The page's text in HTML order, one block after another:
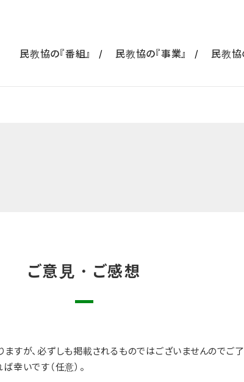
民教協の『番組』 民教協の『事業』 民教協
ご意見・ご感想
すが、必ずしも掲載されるものではございませんのでご了
幸いです（任意）。